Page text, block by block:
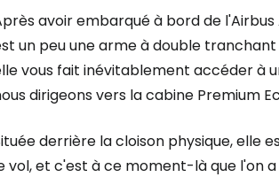
avoir embarqué à bord de
un peu une arme à double
vous fait inévitablement accéder à
dirigeons vers la cabine Premium
derrière la cloison physique, elle
vol, et c'est à ce moment-là que l'on